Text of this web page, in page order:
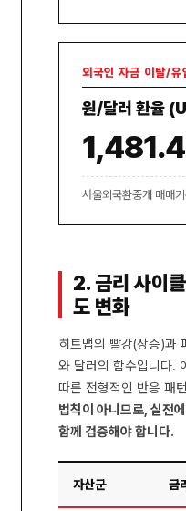
외국인 자금 이탈/유
원/달러 환율
1,481.4
서울외국환중개 매매
2. 금리 사이
도 변화
히트맵의 빨강(상승)과
와 달러의 함수입니다.
따른 전형적인 반응 패
법칙이 아니므로, 실전
함께 검증해야 합니다.
자산군 금